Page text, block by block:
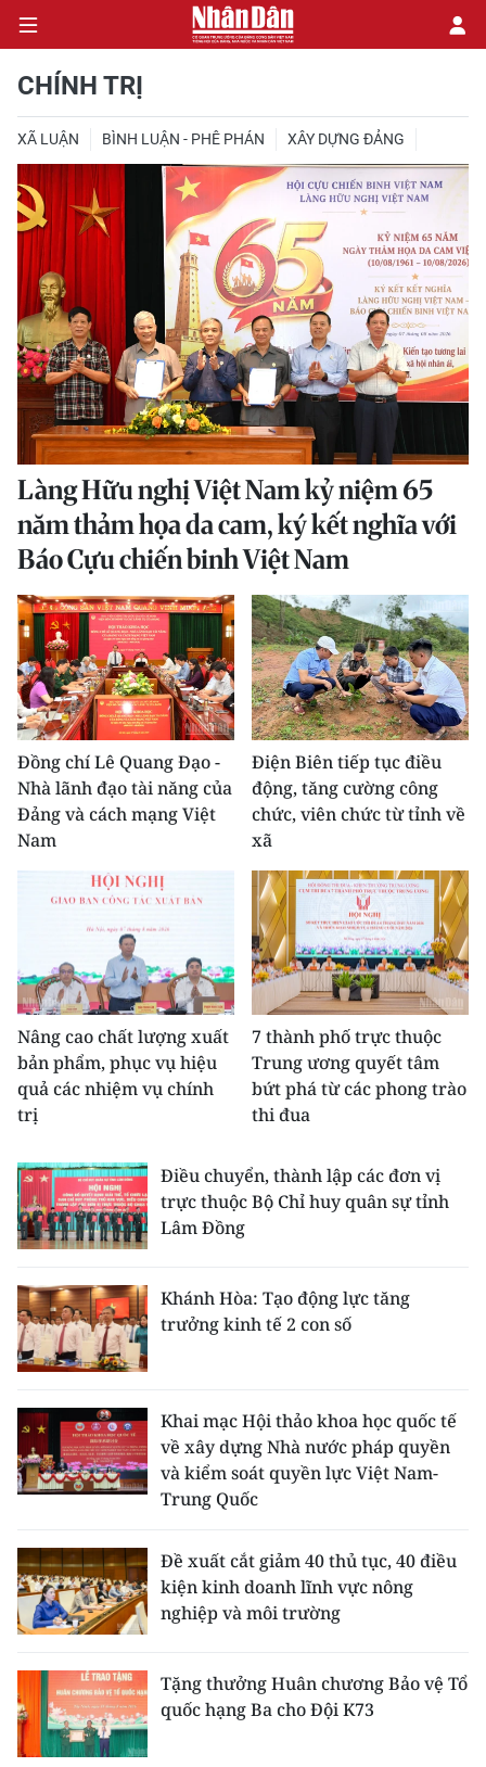
CHÍNH TRỊ
KINH TẾ
VĂN HÓA
XÃ HỘI
PHÁP LUẬT
DU LỊCH
THẾ GIỚI
THỂ THAO
GIÁO DỤC
Y TẾ
KHOA HỌC - CÔNG NGHỆ
MÔI TRƯỜNG
BẠN ĐỌC
KIỂM CHỨNG THÔNG TIN
TRI THỨC CHUYÊN SÂU
54 DÂN TỘC VIỆT NAM
CHƯƠNG TRÌNH OCOP - MỖI XÃ
MỘT SẢN PHẨM
RADIO
MEDIA CENTER
E-Magazine
Video
Media Kinh tế
Media Văn hóa
Media Xã hội
Media Pháp luật
Media Thế giới
Media Thể thao
Media Y tế
Media Khoa học - Công nghệ
CHÍNH TRỊ
XÃ LUẬN BÌNH LUẬN - PHÊ PHÁN XÂY DỰNG ĐẢNG
Làng Hữu nghị Việt Nam kỷ niệm 65
năm thảm họa da cam, ký kết nghĩa với
Báo Cựu chiến binh Việt Nam
Đồng chí Lê Quang Đạo -
Nhà lãnh đạo tài năng của
Đảng và cách mạng Việt
Nam
Điện Biên tiếp tục điều
động, tăng cường công
chức, viên chức từ tỉnh về
xã
Nâng cao chất lượng xuất
bản phẩm, phục vụ hiệu
quả các nhiệm vụ chính
trị
7 thành phố trực thuộc
Trung ương quyết tâm
bứt phá từ các phong trào
thi đua
Điều chuyển, thành lập các đơn vị
trực thuộc Bộ Chỉ huy quân sự tỉnh
Lâm Đồng
Khánh Hòa: Tạo động lực tăng
trưởng kinh tế 2 con số
Khai mạc Hội thảo khoa học quốc tế
về xây dựng Nhà nước pháp quyền
và kiểm soát quyền lực Việt Nam-
Trung Quốc
Đề xuất cắt giảm 40 thủ tục, 40 điều
kiện kinh doanh lĩnh vực nông
nghiệp và môi trường
Tặng thưởng Huân chương Bảo vệ Tổ
quốc hạng Ba cho Đội K73